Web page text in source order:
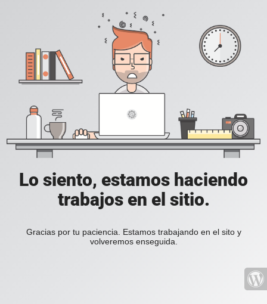
Lo siento, estamos haciendo
trabajos en el sitio.
Gracias por tu paciencia. Estamos trabajando en el sito y
volveremos enseguida.